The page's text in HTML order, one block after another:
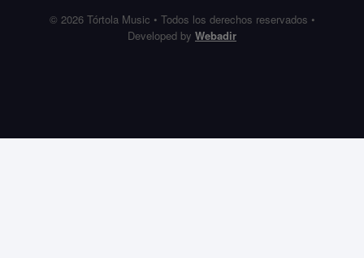
© 2026 Tórtola Music • Todos los derechos reservados •
Developed by Webadir